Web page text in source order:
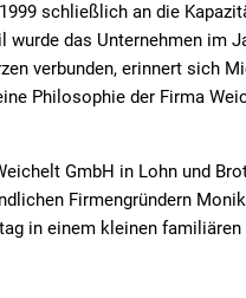
schließlich an die
das Unternehmen im
verbunden, erinnert sich
Philosophie der Firma
GmbH in Lohn und
Firmengründern
in einem kleinen